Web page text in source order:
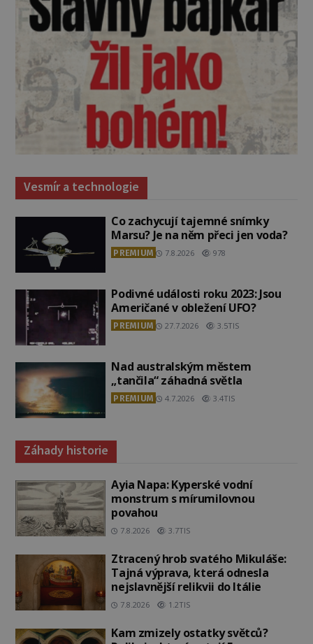
Vesmír a technologie
Co zachycují tajemné snímky
Marsu? Je na něm přeci jen voda?
PREMIUM 7.8.2026 978
Podivné události roku 2023: Jsou
Američané v obležení UFO?
PREMIUM 27.7.2026 3.5TIS
Nad australským městem
„tančila“ záhadná světla
PREMIUM 4.7.2026 3.4TIS
Záhady historie
Ayia Napa: Kyperské vodní
monstrum s mírumilovnou
povahou
7.8.2026 3.7TIS
Ztracený hrob svatého Mikuláše:
Tajná výprava, která odnesla
nejslavnější relikvii do Itálie
7.8.2026 1.2TIS
Kam zmizely ostatky světců?